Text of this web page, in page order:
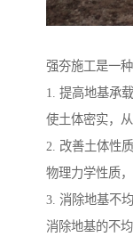
强夯施工是一
1. 提高地基承
使土体密实，
2. 改善土体性
物理力学性质
3. 消除地基不
消除地基的不